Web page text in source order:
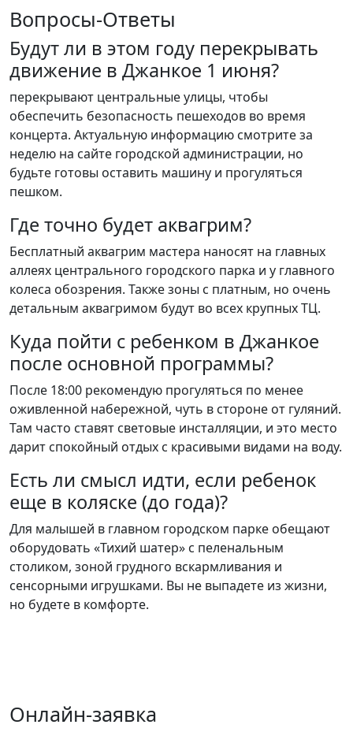
Вопросы-Ответы
Будут ли в этом году перекрывать
движение в Джанкое 1 июня?
перекрывают центральные улицы, чтобы
обеспечить безопасность пешеходов во время
концерта. Актуальную информацию смотрите за
неделю на сайте городской администрации, но
будьте готовы оставить машину и прогуляться
пешком.
Где точно будет аквагрим?
Бесплатный аквагрим мастера наносят на главных
аллеях центрального городского парка и у главного
колеса обозрения. Также зоны с платным, но очень
детальным аквагримом будут во всех крупных ТЦ.
Куда пойти с ребенком в Джанкое
после основной программы?
После 18:00 рекомендую прогуляться по менее
оживленной набережной, чуть в стороне от гуляний.
Там часто ставят световые инсталляции, и это место
дарит спокойный отдых с красивыми видами на воду.
Есть ли смысл идти, если ребенок
еще в коляске (до года)?
Для малышей в главном городском парке обещают
оборудовать «Тихий шатер» с пеленальным
столиком, зоной грудного вскармливания и
сенсорными игрушками. Вы не выпадете из жизни,
но будете в комфорте.
Онлайн-заявка